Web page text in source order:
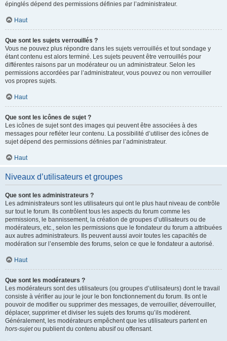
épinglés dépend des permissions définies par l’administrateur.
Haut
Que sont les sujets verrouillés ?
Vous ne pouvez plus répondre dans les sujets verrouillés et tout sondage y
étant contenu est alors terminé. Les sujets peuvent être verrouillés pour
différentes raisons par un modérateur ou un administrateur. Selon les
permissions accordées par l’administrateur, vous pouvez ou non verrouiller
vos propres sujets.
Haut
Que sont les icônes de sujet ?
Les icônes de sujet sont des images qui peuvent être associées à des
messages pour refléter leur contenu. La possibilité d’utiliser des icônes de
sujet dépend des permissions définies par l’administrateur.
Haut
Niveaux d’utilisateurs et groupes
Que sont les administrateurs ?
Les administrateurs sont les utilisateurs qui ont le plus haut niveau de contrôle
sur tout le forum. Ils contrôlent tous les aspects du forum comme les
permissions, le bannissement, la création de groupes d’utilisateurs ou de
modérateurs, etc., selon les permissions que le fondateur du forum a attribuées
aux autres administrateurs. Ils peuvent aussi avoir toutes les capacités de
modération sur l’ensemble des forums, selon ce que le fondateur a autorisé.
Haut
Que sont les modérateurs ?
Les modérateurs sont des utilisateurs (ou groupes d’utilisateurs) dont le travail
consiste à vérifier au jour le jour le bon fonctionnement du forum. Ils ont le
pouvoir de modifier ou supprimer des messages, de verrouiller, déverrouiller,
déplacer, supprimer et diviser les sujets des forums qu’ils modèrent.
Généralement, les modérateurs empêchent que les utilisateurs partent en
hors-sujetou publient du contenu abusif ou offensant.